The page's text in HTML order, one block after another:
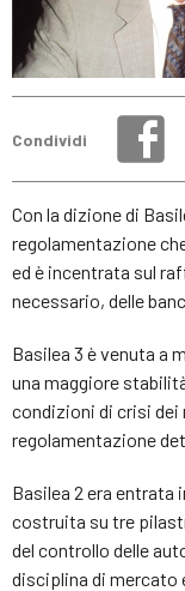
Condividi
Con la dizione di
regolamentazione
ed è incentrata sul
necessario, delle
Basilea 3 è venuta a
una maggiore
condizioni di crisi dei
regolamentazione
Basilea 2 era entrata
costruita su tre
del controllo delle
disciplina di mercato